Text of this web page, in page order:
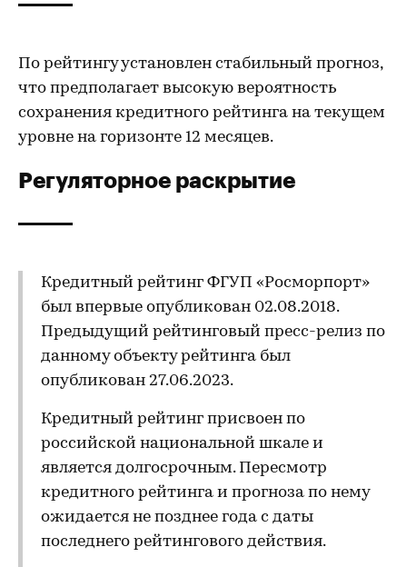
По рейтингу установлен стабильный прогноз,
что предполагает высокую вероятность
сохранения кредитного рейтинга на текущем
уровне на горизонте 12 месяцев.
Регуляторное раскрытие
Кредитный рейтинг ФГУП «Росморпорт»
был впервые опубликован 02.08.2018.
Предыдущий рейтинговый пресс-релиз по
данному объекту рейтинга был
опубликован 27.06.2023.
Кредитный рейтинг присвоен по
российской национальной шкале и
является долгосрочным. Пересмотр
кредитного рейтинга и прогноза по нему
ожидается не позднее года с даты
последнего рейтингового действия.